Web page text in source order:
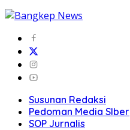
Susunan Redaksi
Pedoman Media SIber
SOP Jurnalis